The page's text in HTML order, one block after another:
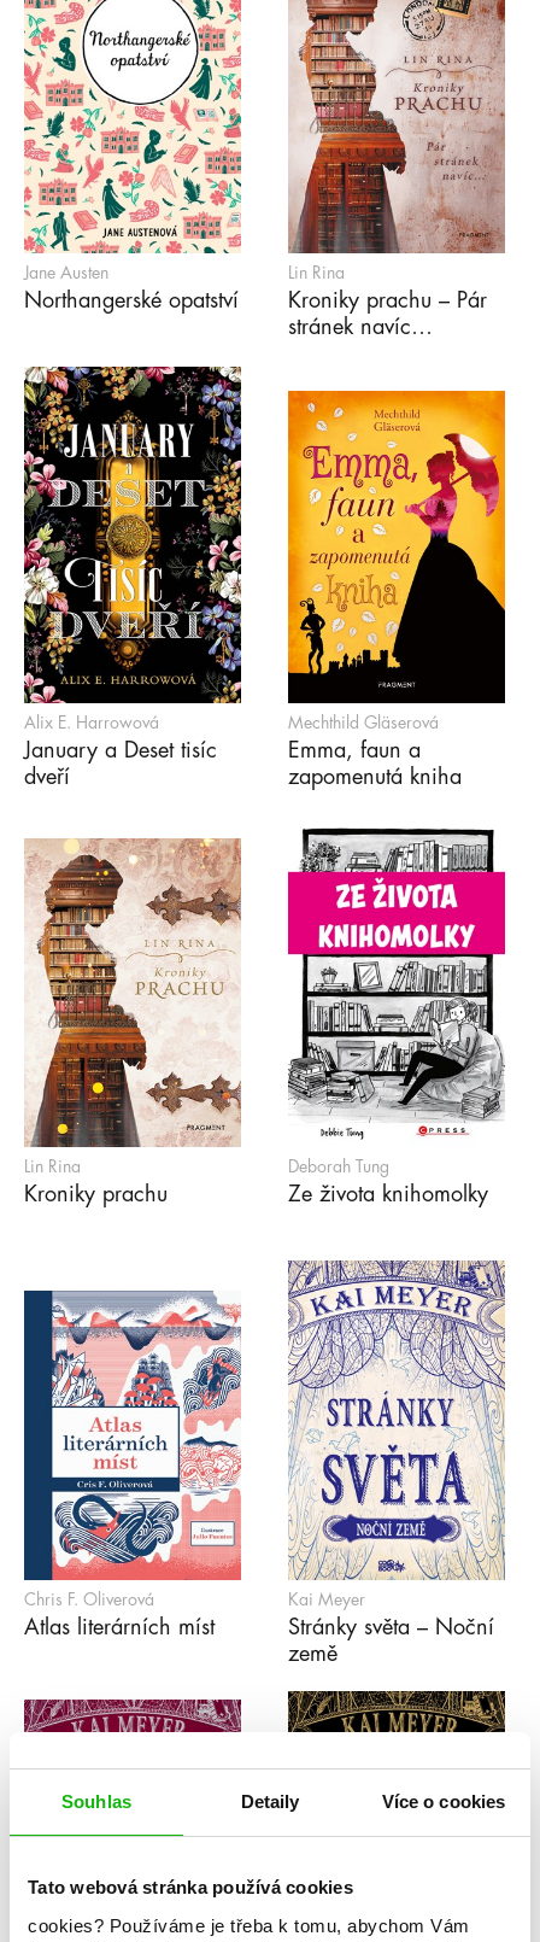
Souhlas Detaily Více o cookies
Tato webová stránka používá cookies
cookies? Používáme je třeba k tomu, abychom Vám
Jane Austen
Northangerské opatství
Lin Rina
Kroniky prachu – Pár
stránek navíc…
Alix E. Harrowová
January a Deset tisíc
dveří
Mechthild Gläserová
Emma, faun a
zapomenutá kniha
Lin Rina
Kroniky prachu
Deborah Tung
Ze života knihomolky
Chris F. Oliverová
Atlas literárních míst
Kai Meyer
Stránky světa – Noční
země